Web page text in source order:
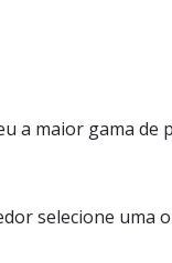
a maior gama de
selecione uma